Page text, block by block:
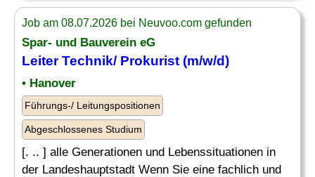
Job am 08.07.2026 bei Neuvoo.com gefunden
Spar- und Bauverein eG
Leiter Technik/ Prokurist (m/w/d)
• Hanover
Führungs-/ Leitungspositionen
Abgeschlossenes Studium
[. .. ] alle Generationen und Lebenssituationen in
der Landeshauptstadt Wenn Sie eine fachlich und